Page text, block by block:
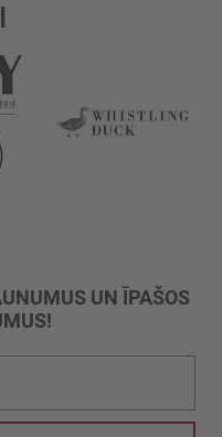
UN ĪPAŠOS